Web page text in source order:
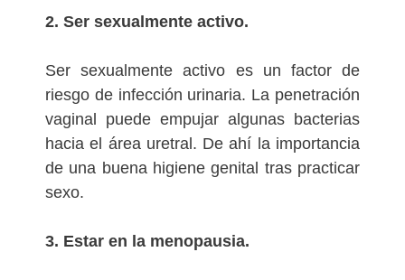
2. Ser sexualmente activo.
Ser sexualmente activo es un factor de
riesgo de infección urinaria. La penetración
vaginal puede empujar algunas bacterias
hacia el área uretral. De ahí la importancia
de una buena higiene genital tras practicar
sexo.
3. Estar en la menopausia.